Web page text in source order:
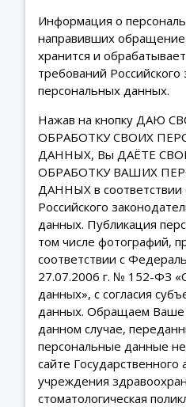
Информация о
направивших
хранится и
требований Российского
персональных данных.
Нажав на кнопку ДАЮ
ОБРАБОТКУ СВОИХ
ДАННЫХ, Вы ДАЁТЕ
ОБРАБОТКУ ВАШИХ
ДАННЫХ в соответствии
Российского
данных. Публикация
том числе фотографий,
соответствии с
27.07.2006 г. № 152-ФЗ
данных», с согласия
данных. Обращаем Ваше
данном случае,
персональные данные
сайте Государственного
учреждения
стоматологическая